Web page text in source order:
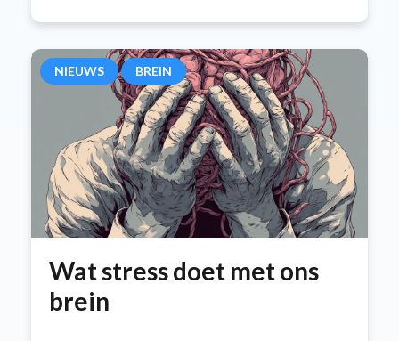
NIEUWS BREIN
Wat stress doet met ons
brein